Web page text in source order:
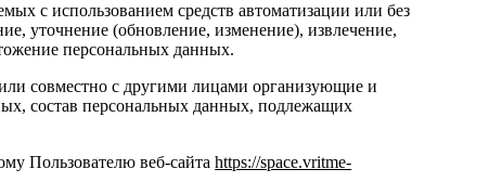
с использованием средств автоматизации или без
уточнение (обновление, изменение), извлечение,
персональных данных.
совместно с другими лицами организующие и
состав персональных данных, подлежащих
Пользователю веб-сайтаhttps://space.vritme-